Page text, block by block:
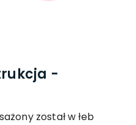
-
został w łeb